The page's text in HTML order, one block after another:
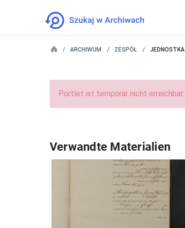
ARCHIWUM ZESPÓŁ JEDNOSTKA
Portlet ist temporär nicht erreichbar.
Verwandte Materialien